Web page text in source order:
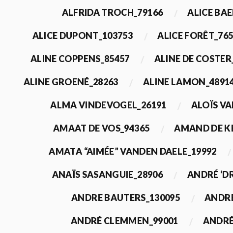
ALFRIDA TROCH_79166 ALICE
ALICE DUPONT_103753 ALICE
ALINE COPPENS_85457 ALINE DE
ALINE GROENÉ_28263 ALINE
ALMA VINDEVOGEL_26191 ALOÏS
AMAAT DE VOS_94365 AMAND DE
AMATA “AIMÉE” VANDEN DAELE_19992
ANAÏS SASANGUIE_28906 ANDRÉ
ANDRE BAUTERS_130095
ANDRÉ CLEMMEN_99001